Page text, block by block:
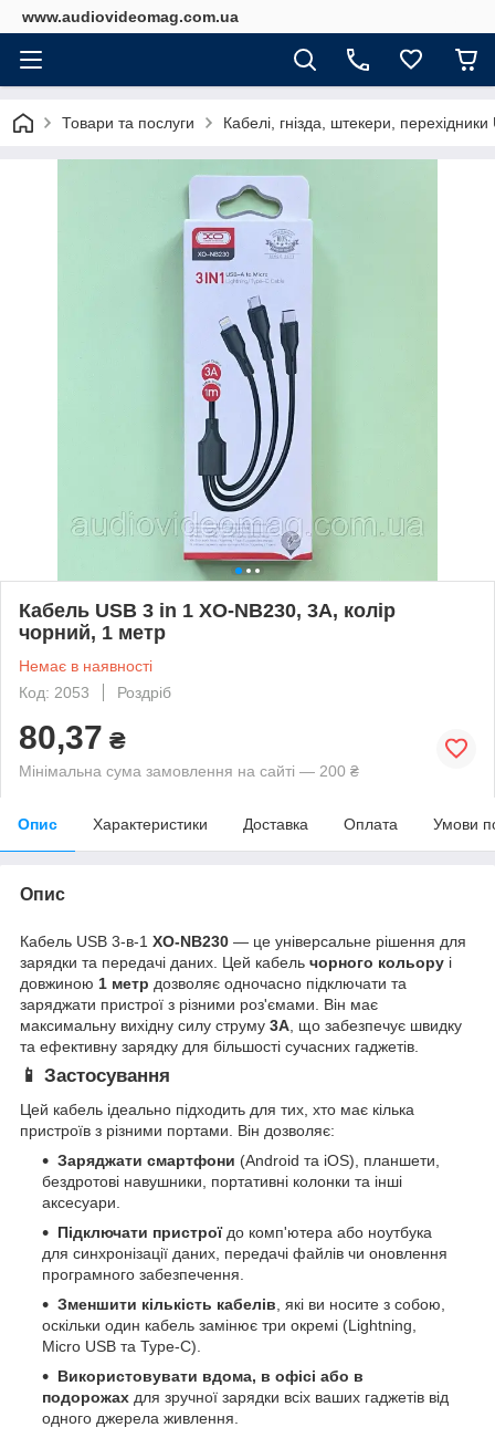
www.audiovideomag.com.ua
Товари та послуги Кабелі, гнізда, штекери,
Кабель USB 3 in 1 XO-NB230, 3A, колір
чорний, 1 метр
Немає в наявності
Код: 2053
Роздріб
80,37 ₴
Мінімальна сума замовлення на сайті — 200 ₴
Опис Характеристики Доставка Оплата Умови
Опис
Кабель USB 3-в-1 XO-NB230 — це універсальне рішення для
зарядки та передачі даних. Цей кабель чорного кольору і
довжиною 1 метр дозволяє одночасно підключати та
заряджати пристрої з різними роз'ємами. Він має
максимальну вихідну силу струму 3A , що забезпечує швидку
та ефективну зарядку для більшості сучасних гаджетів.
📱 Застосування
Цей кабель ідеально підходить для тих, хто має кілька
пристроїв з різними портами. Він дозволяє:
Заряджати смартфони (Android та iOS), планшети,
бездротові навушники, портативні колонки та інші
аксесуари.
Підключати пристроїдо комп'ютера або ноутбука
для синхронізації даних, передачі файлів чи оновлення
програмного забезпечення.
Зменшити кількість кабелів , які ви носите з собою,
оскільки один кабель замінює три окремі (Lightning,
Micro USB та Type-C).
Використовувати вдома, в офісі або в
подорожах для зручної зарядки всіх ваших гаджетів від
одного джерела живлення.